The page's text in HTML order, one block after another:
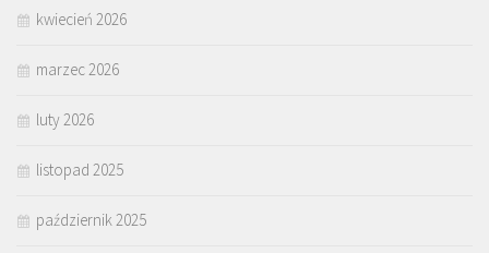
kwiecień 2026
marzec 2026
luty 2026
listopad 2025
październik 2025